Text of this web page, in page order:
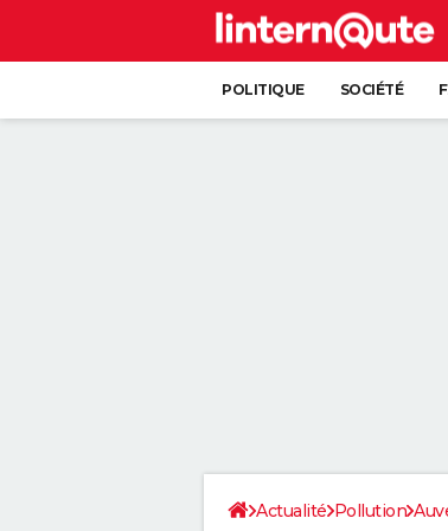
POLITIQUE SOCIÉTÉ
Actualité Pollution